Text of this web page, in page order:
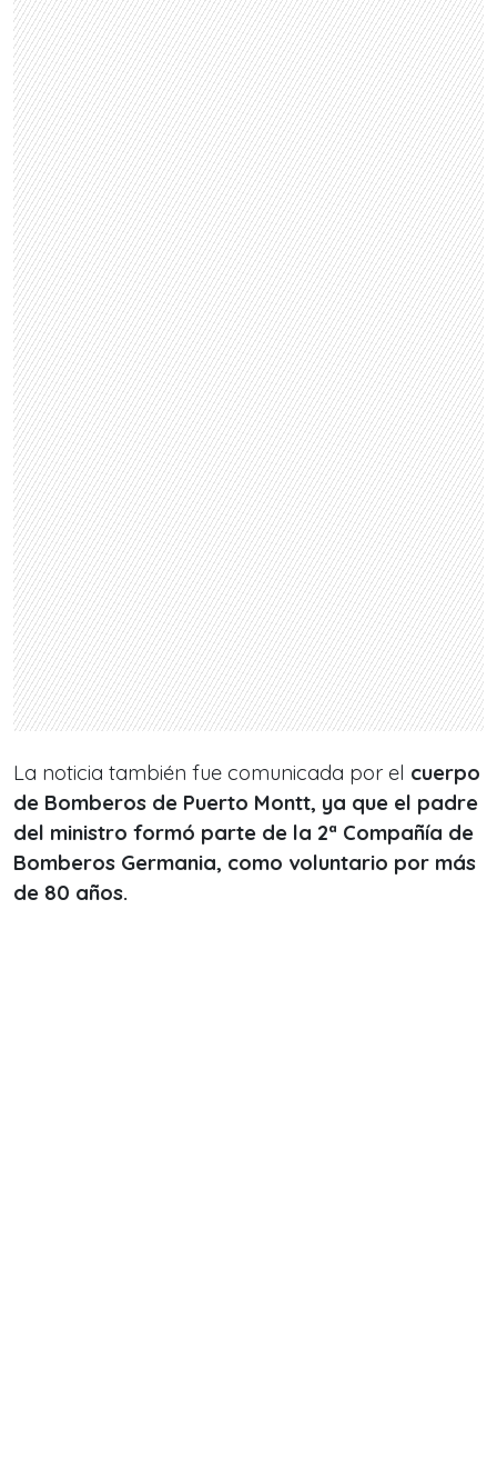
La noticia también fue comunicada por el cuerpo
de Bomberos de Puerto Montt, ya que el padre
del ministro formó parte de la 2ª Compañía de
Bomberos Germania, como voluntario por más
de 80 años.